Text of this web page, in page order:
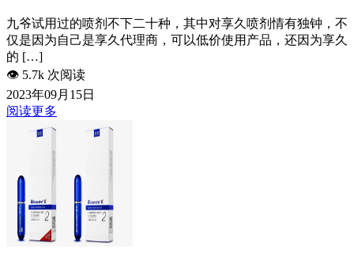
九爷试用过的喷剂不下二十种，其中对享久喷剂情有独钟，不
仅是因为自己是享久代理商，可以低价使用产品，还因为享久
的 […]
👁️ 5.7k 次阅读
2023年09月15日
阅读更多